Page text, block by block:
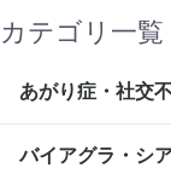
カテゴリ一覧
あがり症・社交
バイアグラ・シ